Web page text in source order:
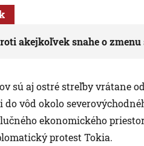
akejkoľvek snahe o
sú aj ostré streľby vrátane
vôd okolo
ekonomického
protest Tokia.